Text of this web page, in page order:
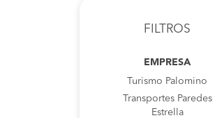
FILTROS
EMPRESA
Turismo Palomino
Transportes Paredes
Estrella